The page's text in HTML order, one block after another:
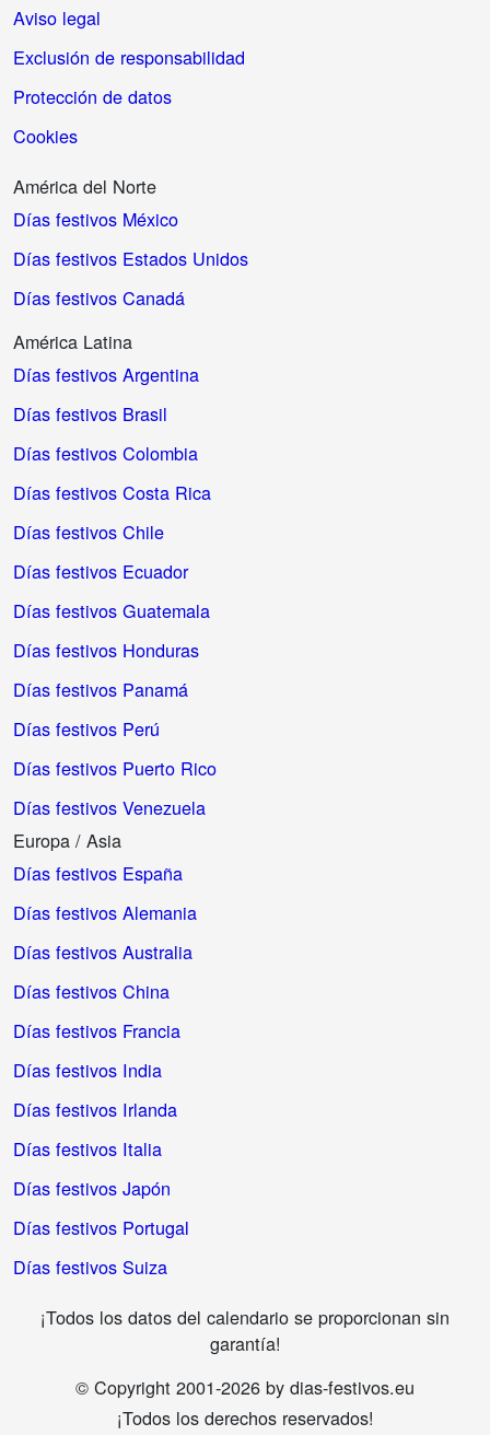
Aviso legal
Exclusión de responsabilidad
Protección de datos
Cookies
América del Norte
Días festivos México
Días festivos Estados Unidos
Días festivos Canadá
América Latina
Días festivos Argentina
Días festivos Brasil
Días festivos Colombia
Días festivos Costa Rica
Días festivos Chile
Días festivos Ecuador
Días festivos Guatemala
Días festivos Honduras
Días festivos Panamá
Días festivos Perú
Días festivos Puerto Rico
Días festivos Venezuela
Europa / Asia
Días festivos España
Días festivos Alemania
Días festivos Australia
Días festivos China
Días festivos Francia
Días festivos India
Días festivos Irlanda
Días festivos Italia
Días festivos Japón
Días festivos Portugal
Días festivos Suiza
¡Todos los datos del calendario se proporcionan sin
garantía!
© Copyright 2001-2026 by dias-festivos.eu
¡Todos los derechos reservados!